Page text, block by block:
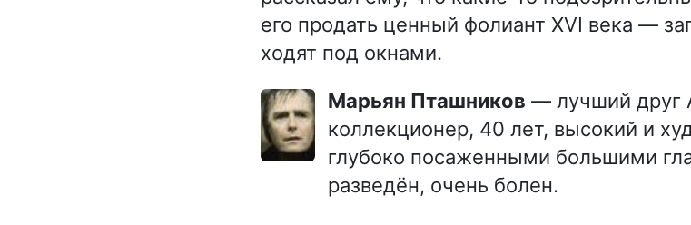
его продать ценный фолиант XVI века —
ходят под окнами.
Марьян Пташников — лучший друг
коллекционер, 40 лет, высокий и
глубоко посаженными большими
разведён, очень болен.